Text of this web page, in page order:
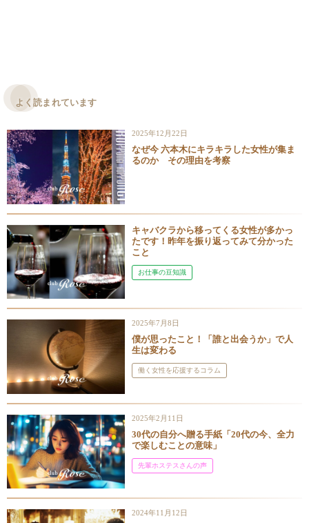
よく読まれています
2025年12月22日
なぜ今 六本木にキラキラした女性が集ま
るのか その理由を考察
キャバクラから移ってくる女性が多かっ
たです！昨年を振り返ってみて分かった
こと
お仕事の豆知識
2025年7月8日
僕が思ったこと！「誰と出会うか」で人
生は変わる
働く女性を応援するコラム
2025年2月11日
30代の自分へ贈る手紙「20代の今、全力
で楽しむことの意味」
先輩ホステスさんの声
2024年11月12日